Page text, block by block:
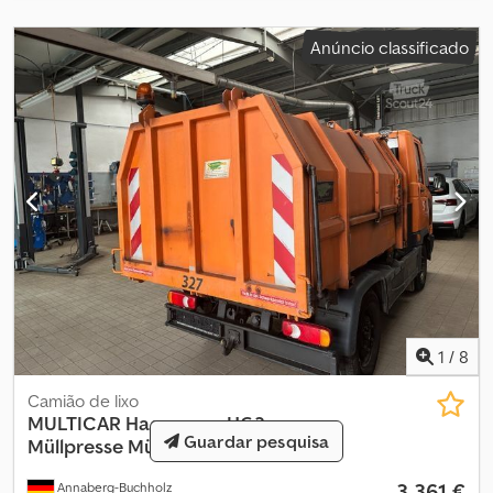
Inspeção técnica (TÜV) e emissões (AU) novas na venda.
Anúncio classificado
1 / 8
Annaberg-Buchholz
Camião de lixo
MULTICAR Hagemann HG3
Müllpresse Müllsammelaufbau
Guardar pesquisa